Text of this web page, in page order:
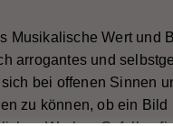
Musikalische Wert und
arrogantes und
bei offenen Sinnen
zu können, ob ein